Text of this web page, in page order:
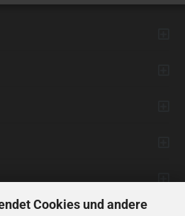
Cookies und andere